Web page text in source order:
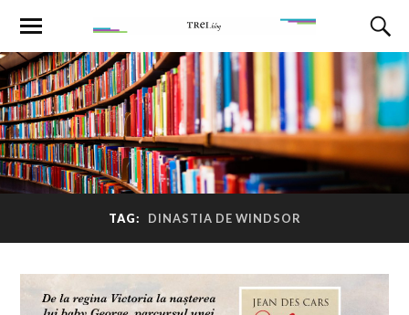
TAG: DINASTIA DE WINDSOR